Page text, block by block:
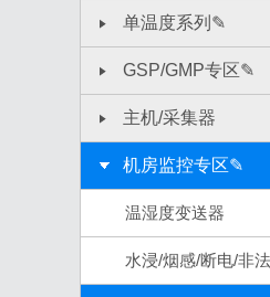
单温度系列✎
GSP/GMP专区✎
主机/采集器
机房监控专区✎
温湿度变送器
水浸/烟感/断电/非